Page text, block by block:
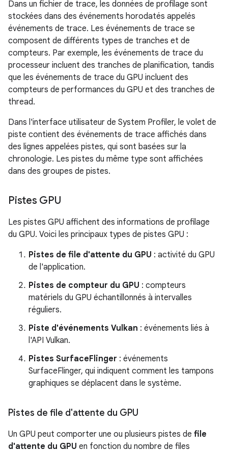
Dans un fichier de trace, les données de profilage sont
stockées dans des événements horodatés appelés
événements de trace. Les événements de trace se
composent de différents types de tranches et de
compteurs. Par exemple, les événements de trace du
processeur incluent des tranches de planification, tandis
que les événements de trace du GPU incluent des
compteurs de performances du GPU et des tranches de
thread.
Dans l'interface utilisateur de System Profiler, le volet de
piste contient des événements de trace affichés dans
des lignes appelées pistes, qui sont basées sur la
chronologie. Les pistes du même type sont affichées
dans des groupes de pistes.
Pistes GPU
Les pistes GPU affichent des informations de profilage
du GPU. Voici les principaux types de pistes GPU :
Pistes de file d'attente du GPU : activité du GPU
de l'application.
Pistes de compteur du GPU : compteurs
matériels du GPU échantillonnés à intervalles
réguliers.
Piste d'événements Vulkan : événements liés à
l'API Vulkan.
Pistes SurfaceFlinger : événements
SurfaceFlinger, qui indiquent comment les tampons
graphiques se déplacent dans le système.
Pistes de file d'attente du GPU
Un GPU peut comporter une ou plusieurs pistes de file
d'attente du GPU en fonction du nombre de files